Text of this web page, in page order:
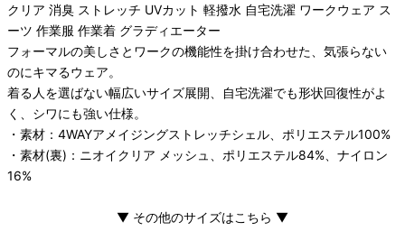
クリア 消臭 ストレッチ UVカット 軽撥水 自宅洗濯 ワークウェア ス
ーツ 作業服 作業着 グラディエーター
フォーマルの美しさとワークの機能性を掛け合わせた、気張らない
のにキマるウェア。
着る人を選ばない幅広いサイズ展開、自宅洗濯でも形状回復性がよ
く、シワにも強い仕様。
・素材：4WAYアメイジングストレッチシェル、ポリエステル100%
・素材(裏)：ニオイクリア メッシュ、ポリエステル84%、ナイロン
16%
▼ その他のサイズはこちら ▼